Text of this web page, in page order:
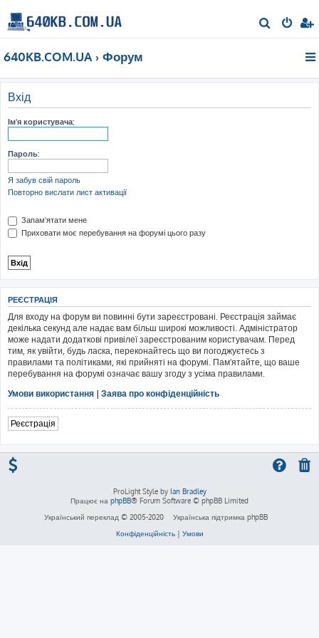
о
640KB.COM.UA Форум
Вхід
Ім'я користувача:
Пароль:
Я забув свій пароль
Повторно вислати лист активації
Запам'ятати мене
Приховати моє перебування на форумі цього разу
РЕЄСТРАЦІЯ
Для входу на форум ви повинні бути зареєстровані. Реєстрація займає
декілька секунд але надає вам більш широкі можливості. Адміністратор
може надати додаткові привілеї зареєстрованим користувачам. Перед
тим, як увійти, будь ласка, переконайтесь що ви погоджуєтесь з
правилами та політиками, які прийняті на форумі. Пам'ятайте, що ваше
перебування на форумі означає вашу згоду з усіма правилами.
Умови використання | Заява про конфіденційність
Реєстрація
ProLight Style by Ian Bradley
Працює на phpBB® Forum Software © phpBB Limited
Український переклад © 2005-2020
Українська підтримка phpBB
Конфіденційність| Умови